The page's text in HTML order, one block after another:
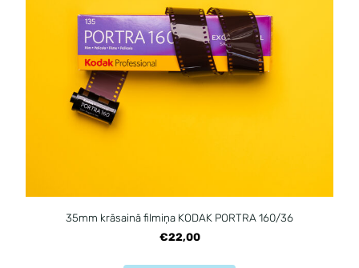
35mm krāsainā filmiņa KODAK PORTRA 160/36
€22,00